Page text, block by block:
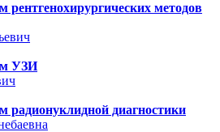
рентгенохирургических методов
УЗИ
радионуклидной диагностики